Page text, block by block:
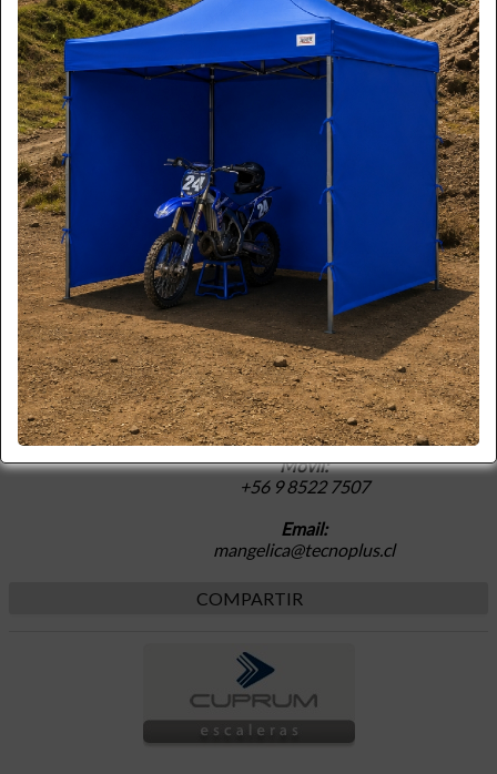
Cargo:
Gerente de Ventas
2 2241 3510
56 9 6688 2100
emilio@technoplus.cl
María Angélica Alcaíno
Cargo:
Ejecutiva de Ventas
Teléfono:
562 2241 3510
Móvil:
+56 9 8522 7507
Email:
mangelica@tecnoplus.cl
COMPARTIR